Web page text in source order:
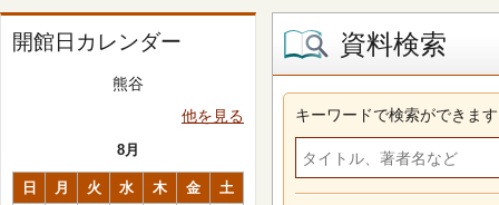
開館日カレンダー
熊谷
他を見る
8月
日 月 火 水 木 金 土
資料検索
キーワードで検索ができます